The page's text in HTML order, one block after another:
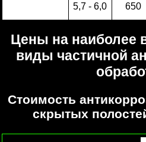
5,7 - 6,0 650
Цены на наиболее
виды частичной
Стоимость
скрытых